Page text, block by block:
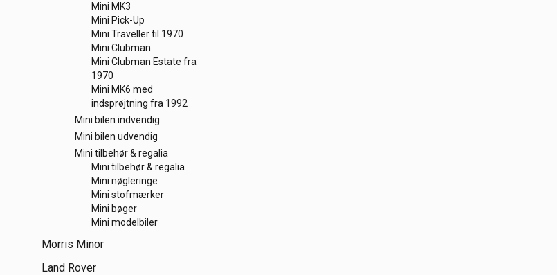
Mini MK3
Mini Pick-Up
Mini Traveller til 1970
Mini Clubman
Mini Clubman Estate fra
1970
Mini MK6 med
indsprøjtning fra 1992
Mini bilen indvendig
Mini bilen udvendig
Mini tilbehør & regalia
Mini tilbehør & regalia
Mini nøgleringe
Mini stofmærker
Mini bøger
Mini modelbiler
Morris Minor
Land Rover